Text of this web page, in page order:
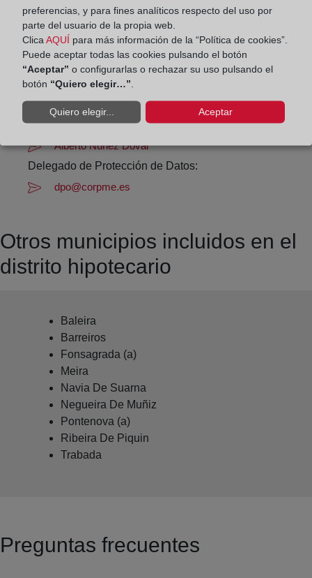
horas
Datos de contacto:
982 12 83 74
ribadeo-fonsagrada@registrodelapropiedad.org
Datos del Registrador:
Alberto Núñez Doval
Delegado de Protección de Datos:
dpo@corpme.es
Otros municipios incluidos en el
distrito hipotecario
Baleira
Barreiros
Fonsagrada (a)
Meira
Navia De Suarna
Negueira De Muñiz
Pontenova (a)
Ribeira De Piquin
Trabada
Preguntas frecuentes
preferencias, y para fines analíticos respecto del uso por
parte del usuario de la propia web.
Clica AQUÍ para más información de la “Política de cookies”.
Puede aceptar todas las cookies pulsando el botón
“Aceptar” o configurarlas o rechazar su uso pulsando el
botón “Quiero elegir…”
Quiero elegir... Aceptar